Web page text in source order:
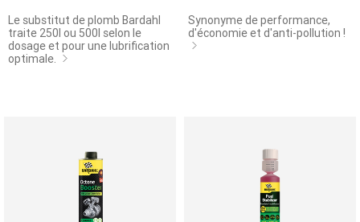
Le substitut de plomb Bardahl
traite 250l ou 500l selon le
dosage et pour une lubrification
optimale.
Synonyme de performance,
d'économie et d'anti-pollution !